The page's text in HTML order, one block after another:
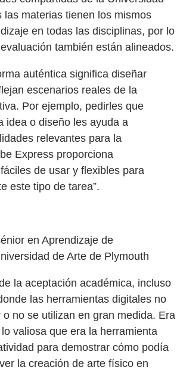
las materias tienen los mismos
en todas las disciplinas, por lo
también están alineados.
auténtica significa diseñar
escenarios reales de la
Por ejemplo, pedirles que
idea o diseño les ayuda a
relevantes para la
Express proporciona
de usar y flexibles para
este tipo de tarea”.
en Aprendizaje de
de Arte de Plymouth
la aceptación académica, incluso
las herramientas digitales no
no se utilizan en gran medida. Era
valiosa que era la herramienta
para demostrar cómo podía
la creación de arte físico en